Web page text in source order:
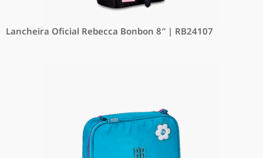
Lancheira Oficial Rebecca Bonbon 8″ | RB24107